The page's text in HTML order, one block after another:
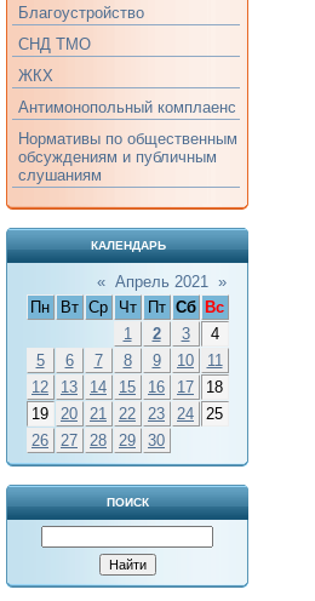
Благоустройство
СНД ТМО
ЖКХ
Антимонопольный комплаенс
Нормативы по общественным
обсуждениям и публичным
слушаниям
КАЛЕНДАРЬ
« Апрель 2021 »
Пн
Вт Ср Чт Пт Сб
Вс
1
2 3
4
5
6 7 8 9 10
11
12
13 14 15 16 17
18
19
20 21 22 23 24
25
26
27 28 29 30
ПОИСК